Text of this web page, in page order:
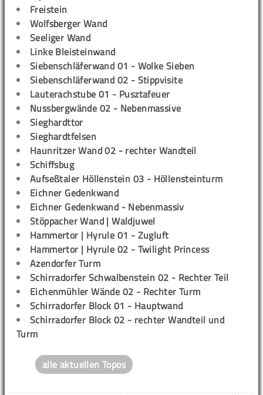
Freistein
Wolfsberger Wand
Seeliger Wand
Linke Bleisteinwand
Siebenschläferwand 01 - Wolke Sieben
Siebenschläferwand 02 - Stippvisite
Lauterachstube 01 - Pusztafeuer
Nussbergwände 02 - Nebenmassive
Sieghardttor
Sieghardtfelsen
Haunritzer Wand 02 - rechter Wandteil
Schiffsbug
Aufseßtaler Höllenstein 03 - Höllensteinturm
Eichner Gedenkwand
Eichner Gedenkwand - Nebenmassiv
Stöppacher Wand | Waldjuwel
Hammertor | Hyrule 01 - Zugluft
Hammertor | Hyrule 02 - Twilight Princess
Azendorfer Turm
Schirradorfer Schwalbenstein 02 - Rechter Teil
Eichenmühler Wände 02 - Rechter Turm
Schirradorfer Block 01 - Hauptwand
Schirradorfer Block 02 - rechter Wandteil und
Turm
alle aktuellen Topos